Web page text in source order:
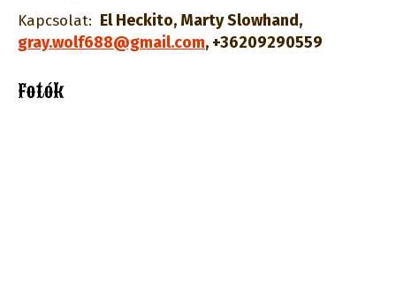
Kapcsolat: El Heckito, Marty Slowhand,
gray.wolf688@gmail.com, +36209290559
Fotók